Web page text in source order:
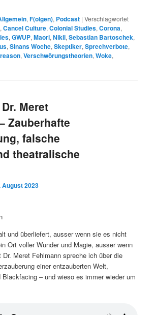
,F(olgen), Podcast |Verschlagwortet
,Cancel Culture,Colonial Studies,Corona,
,GWUP,Maori,Nikil,Sebastian Bartoschek,
,Sinans Woche,Skeptiker,Sprechverbote,
,Verschwörungstheorien,Woke,
Meret
Zauberhafte
falsche
theatralische
August 2023
und überliefert, ausser wenn sie es nicht
Ort voller Wunder und Magie, ausser wenn
Meret Fehlmann spreche ich über die
einer entzauberten Welt,
– und wieso es immer wieder um